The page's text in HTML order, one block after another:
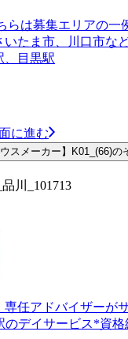
は募集エリアの一
たま市、川口市な
、目黒駅
に進む
スメーカー】K01_(66)の
川_101713
専任アドバイザーが
のデイサービス*資格